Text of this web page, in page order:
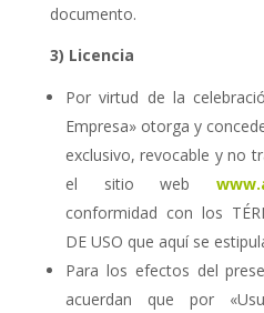
documento.
3) Licencia
Por virtud de la
Empresa» otorga y
exclusivo, revocable y no
el sitio web
conformidad con los
DE USO que aquí se
Para los efectos del
acuerdan que por